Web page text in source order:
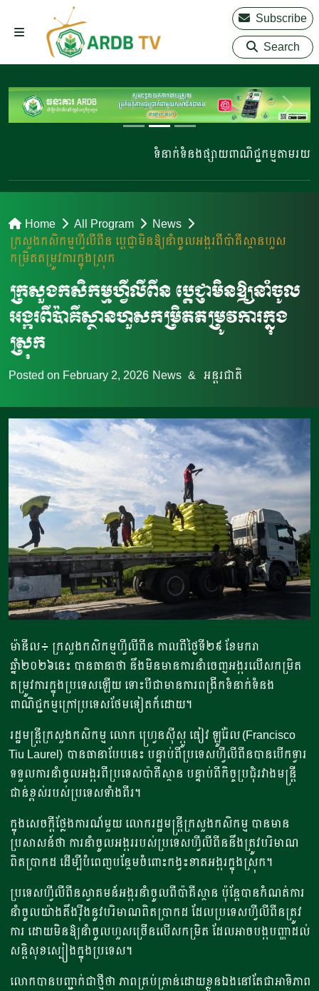
Subscribe
Search
ទំនាក់ទំនងផ្សាយពាណិជ្ជកម្មតាមរយៈ 023
Home All Program
News
ក្រសួងកសិកម្មហ្វីលីពីន ប្ដេជ្ញាមិនឱ្យនាំចូលអង្ករពីប៉ាគីស្ថានហួស
កម្រិតតម្រូវការក្នុងស្រុក
ក្រសួងកសិកម្មហ្វីលីពីន ប្ដេជ្ញាមិនឱ្យនាំចូល
អង្ករពីប៉ាគីស្ថានហួសកម្រិតតម្រូវការក្នុង
ស្រុក
Posted on February 2, 2026 News & អន្តរជាតិ
ម៉ានីល៖ ក្រសួងកសិកម្មហ្វីលីពីន កាលពីថ្ងៃទី២៩​ ខែមករា
ឆ្នាំ២០២៦នេះ បានធានាថា នឹងមិនមានការនាំចេញអង្ករលើសកម្រិត
តម្រូវការក្នុងប្រទេសឡើយ ទោះបីជាមានការពង្រីកទំនាក់ទំនង
ពាណិជ្ជកម្មក្រៅប្រទេសថែមទៀតក៏ដោយ។
រដ្ឋមន្ត្រីក្រសួងកសិកម្ម លោក ហ្វ្រេនស៊ីស្កូ ធៀវ ឡូរ៉ែល (Francisco
Tiu Laurel) បានធានាបែបនេះ បន្ទាប់ពីប្រទេសហ្វីលីពីនបានបើកទ្វារ
ទទួលការនាំចូលអង្ករពីប្រទេសប៉ាគីស្ថាន បន្ទាប់ពីកិច្ចប្រជុំរវាងមន្ត្រី
ជាន់ខ្ពស់របស់ប្រទេសទាំងពីរ។
ក្នុងសេចក្តីថ្លែងការណ៍មួយ លោករដ្ឋមន្ត្រីក្រសួងកសិកម្ម បានមាន
ប្រសាសន៍ថា ការនាំចូលអង្កររបស់ប្រទេសហ្វីលីពីននឹងត្រូវបរិមាណ
ពិតប្រាកដ ដើម្បីបំពេញបន្ថែមចំពោះកង្វះខាតអង្ករក្នុងស្រុក។
ប្រទេសហ្វីលីពីនស្វាគមន៍អង្ករនាំចូលពីប៉ាគីស្ថាន ប៉ុន្តែបានកំណត់ការ
នាំចូលយ៉ាងតឹងរ៉ឹងនូវបរិមាណពិតប្រាកដ ដែលប្រទេសហ្វីលីពីនត្រូវ
ការ ដោយមិនឱ្យនាំចូលហួសច្រើនលើសកម្រិត ដែលអាចបង្កបញ្ហាដល់
សន្តិសុខស្បៀងក្នុងប្រទេស។
លោកបានបញ្ជាក់ជាថ្មីថា ភាពគ្រប់គ្រាន់ដោយខ្លួនឯងនៅតែជាអាទិភាព